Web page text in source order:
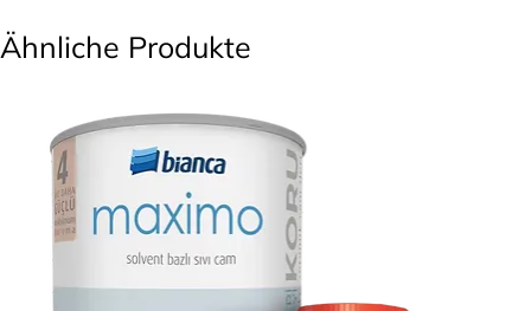
Ähnliche Produkte